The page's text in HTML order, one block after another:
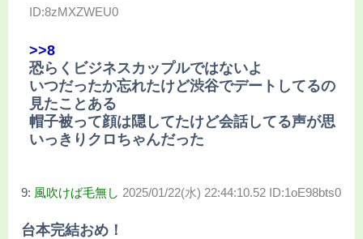
ID:8zMXZWEU0
>>8
恐らくビジネスカップルではないよ
いつだったか忘れたけど渋谷でデートしてるの
見たことある
帽子被って顔は隠してたけど会話してる声が思
いっきりクロちゃんだった
9: 風吹けば毛無し 2025/01/22(水) 22:44:10.52 ID:1oE98bts0
台本完結おめ！